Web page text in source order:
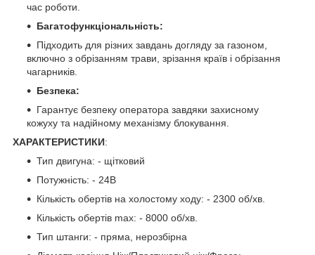
час роботи.
Багатофункціональність:
Підходить для різних завдань догляду за газоном,
включно з обрізанням трави, зрізання країв і обрізання
чагарників.
Безпека:
Гарантує безпеку оператора завдяки захисному
кожуху та надійному механізму блокування.
ХАРАКТЕРИСТИКИ:
Тип двигуна: - щітковий
Потужність: - 24В
Кількість обертів на холостому ходу: - 2300 об/хв.
Кількість обертів max: - 8000 об/хв.
Тип штанги: - пряма, нерозбірна